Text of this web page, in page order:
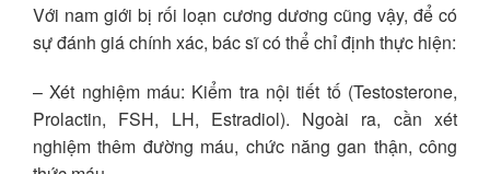
Với nam giới bị rối loạn cương dương cũng vậy, để có
sự đánh giá chính xác, bác sĩ có thể chỉ định thực hiện:
– Xét nghiệm máu: Kiểm tra nội tiết tố (Testosterone,
Prolactin, FSH, LH, Estradiol). Ngoài ra, cần xét
nghiệm thêm đường máu, chức năng gan thận, công